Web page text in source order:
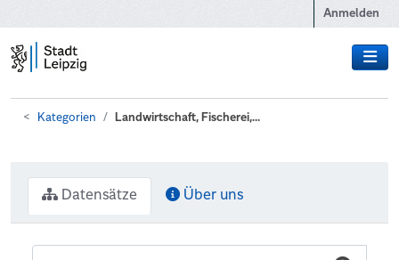
Anmelden
Kategorien Landwirtschaft, Fischerei,...
Datensätze Über uns